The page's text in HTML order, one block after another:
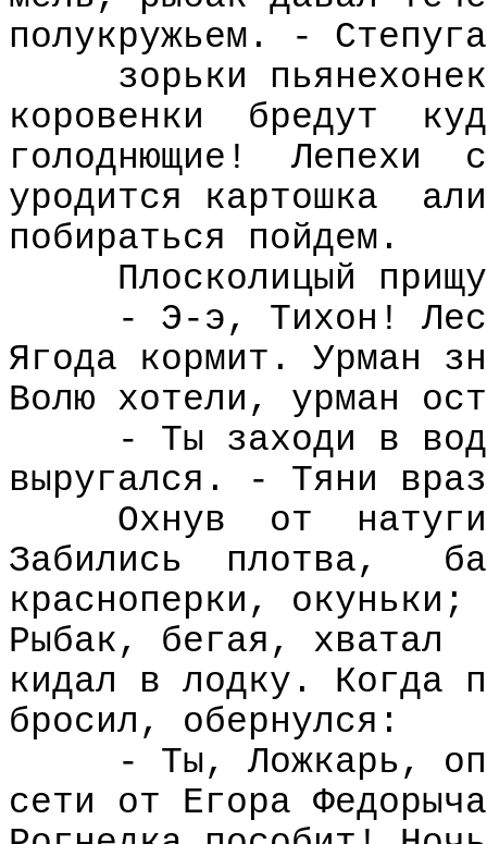
полукружьем. -
зорьки
коровенки
бредут
голоднющие!
Лепехи
уродится картошка
али
побираться пойдем.
Плосколицый
- Э-э, Тихон! Лес
Ягода кормит. Урман
Волю хотели, урман
- Ты заходи в
выругался. - Тяни
Охнув
от
Забились
плотва,
красноперки,
Рыбак, бегая, хватал
кидал в лодку. Когда
бросил, обернулся:
- Ты, Ложкарь,
сети от Егора